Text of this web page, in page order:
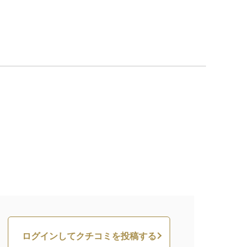
ログインしてクチコミを投稿する